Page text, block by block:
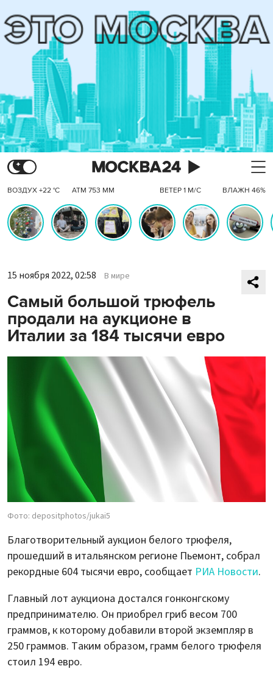
ВОЗДУХ +22 °C АТМ 753 ММ ВЕТЕР 1 М/С ВЛАЖН 46%
15 ноября 2022, 02:58 В мире
Самый большой трюфель
продали на аукционе в
Италии за 184 тысячи евро
Фото: depositphotos/jukai5
Благотворительный аукцион белого трюфеля,
прошедший в итальянском регионе Пьемонт, собрал
рекордные 604 тысячи евро, сообщает РИА Новости.
Главный лот аукциона достался гонконгскому
предпринимателю. Он приобрел гриб весом 700
граммов, к которому добавили второй экземпляр в
250 граммов. Таким образом, грамм белого трюфеля
стоил 194 евро.